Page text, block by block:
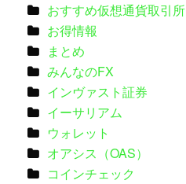
おすすめ仮想通貨取引所
お得情報
まとめ
みんなのFX
インヴァスト証券
イーサリアム
ウォレット
オアシス（OAS）
コインチェック